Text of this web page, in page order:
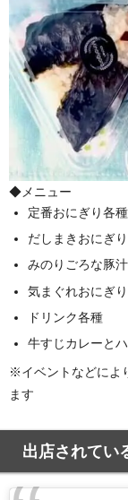
◆メニュー
定番おにぎり各種
だしまきおにぎり
みのりごろな豚汁
気まぐれおにぎ
ドリンク各種
牛すじカレーと
※イベントなどによ
ます
出店されてい